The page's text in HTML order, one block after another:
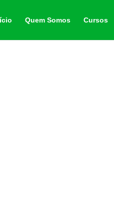
Quem Somos Cursos